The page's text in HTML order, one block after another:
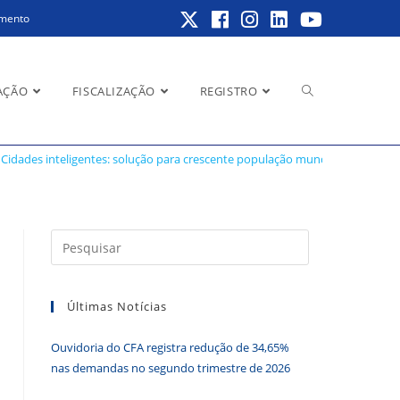
FISCALIZAÇÃO REGISTRO Alternar
do
mundial
Cidades inteligentes: solução para crescente população mundial
a
Últimas Notícias
Ouvidoria do CFA registra redução de 34,65%
nas demandas no segundo trimestre de 2026